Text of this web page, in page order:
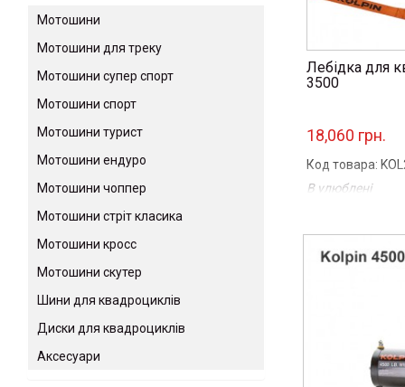
Мотошини
Мотошини для треку
Мотошини супер спорт
Мотошини спорт
Мотошини турист
Мотошини ендуро
Мотошини чоппер
Мотошини стріт класика
Мотошини кросс
Мотошини скутер
Шини для квадроциклів
Диски для квадроциклів
Аксесуари
Лебідка для
3500
18,060 грн.
Код товара:
В улюблені
...